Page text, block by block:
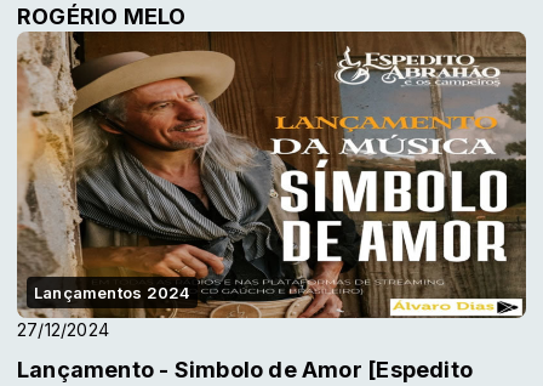
ROGÉRIO MELO
Lançamentos 2024
27/12/2024
Lançamento - Simbolo de Amor [Espedito